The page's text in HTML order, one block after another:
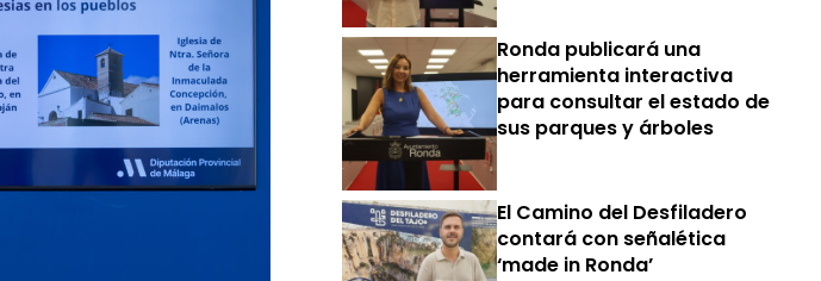
Ronda publicará una
herramienta interactiva
para consultar el estado de
sus parques y árboles
El Camino del Desfiladero
contará con señalética
‘made in Ronda’